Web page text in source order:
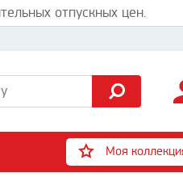
отпускных цен.
Моя